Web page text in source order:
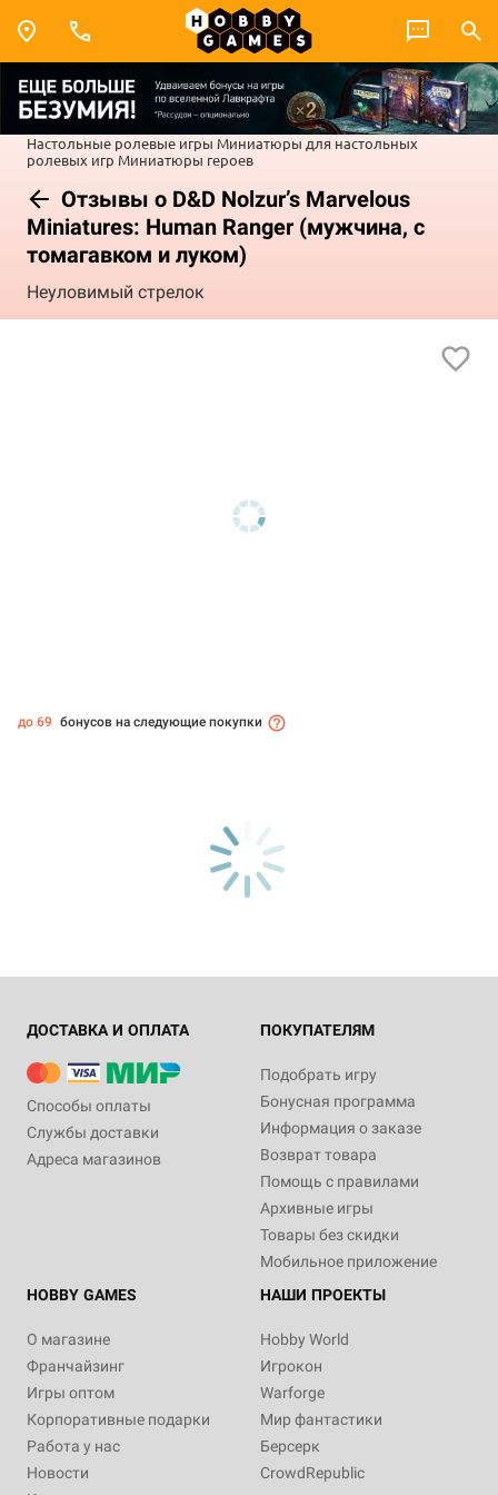
Настольные ролевые игры Миниатюры для настольных
ролевых игр Миниатюры героев
Отзывы о D&D Nolzur’s Marvelous
Miniatures: Human Ranger (мужчина, с
томагавком и луком)
Неуловимый стрелок
до 69 бонусов на следующие покупки
ДОСТАВКА И ОПЛАТА
Способы оплаты
Службы доставки
Адреса магазинов
ПОКУПАТЕЛЯМ
Подобрать игру
Бонусная программа
Информация о заказе
Возврат товара
Помощь с правилами
Архивные игры
Товары без скидки
Мобильное приложение
HOBBY GAMES
О магазине
Франчайзинг
Игры оптом
Корпоративные подарки
Работа у нас
Новости
НАШИ ПРОЕКТЫ
Hobby World
Игрокон
Warforge
Мир фантастики
Берсерк
CrowdRepublic